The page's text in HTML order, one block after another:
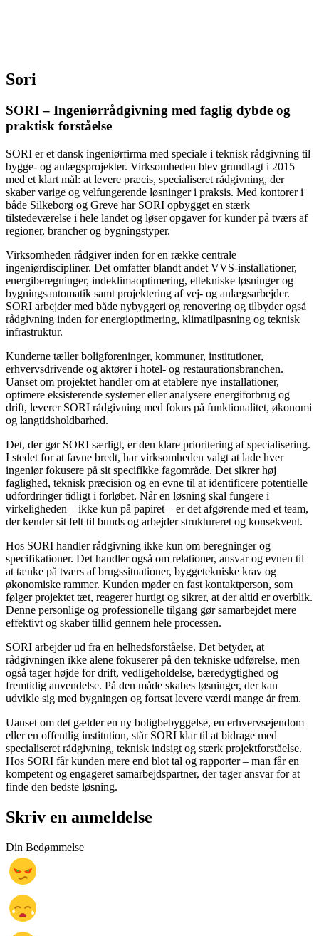
Sori
SORI – Ingeniørrådgivning med faglig dybde og
praktisk forståelse
SORI er et dansk ingeniørfirma med speciale i teknisk rådgivning til
bygge- og anlægsprojekter. Virksomheden blev grundlagt i 2015
med et klart mål: at levere præcis, specialiseret rådgivning, der
skaber varige og velfungerende løsninger i praksis. Med kontorer i
både Silkeborg og Greve har SORI opbygget en stærk
tilstedeværelse i hele landet og løser opgaver for kunder på tværs af
regioner, brancher og bygningstyper.
Virksomheden rådgiver inden for en række centrale
ingeniørdiscipliner. Det omfatter blandt andet VVS-installationer,
energiberegninger, indeklimaoptimering, eltekniske løsninger og
bygningsautomatik samt projektering af vej- og anlægsarbejder.
SORI arbejder med både nybyggeri og renovering og tilbyder også
rådgivning inden for energioptimering, klimatilpasning og teknisk
infrastruktur.
Kunderne tæller boligforeninger, kommuner, institutioner,
erhvervsdrivende og aktører i hotel- og restaurationsbranchen.
Uanset om projektet handler om at etablere nye installationer,
optimere eksisterende systemer eller analysere energiforbrug og
drift, leverer SORI rådgivning med fokus på funktionalitet, økonomi
og langtidsholdbarhed.
Det, der gør SORI særligt, er den klare prioritering af specialisering.
I stedet for at favne bredt, har virksomheden valgt at lade hver
ingeniør fokusere på sit specifikke fagområde. Det sikrer høj
faglighed, teknisk præcision og en evne til at identificere potentielle
udfordringer tidligt i forløbet. Når en løsning skal fungere i
virkeligheden – ikke kun på papiret – er det afgørende med et team,
der kender sit felt til bunds og arbejder struktureret og konsekvent.
Hos SORI handler rådgivning ikke kun om beregninger og
specifikationer. Det handler også om relationer, ansvar og evnen til
at tænke på tværs af brugssituationer, byggetekniske krav og
økonomiske rammer. Kunden møder en fast kontaktperson, som
følger projektet tæt, reagerer hurtigt og sikrer, at der altid er overblik.
Denne personlige og professionelle tilgang gør samarbejdet mere
effektivt og skaber tillid gennem hele processen.
SORI arbejder ud fra en helhedsforståelse. Det betyder, at
rådgivningen ikke alene fokuserer på den tekniske udførelse, men
også tager højde for drift, vedligeholdelse, bæredygtighed og
fremtidig anvendelse. På den måde skabes løsninger, der kan
udvikle sig med bygningen og fortsat levere værdi mange år frem.
Uanset om det gælder en ny boligbebyggelse, en erhvervsejendom
eller en offentlig institution, står SORI klar til at bidrage med
specialiseret rådgivning, teknisk indsigt og stærk projektforståelse.
Hos SORI får kunden mere end blot tal og rapporter – man får en
kompetent og engageret samarbejdspartner, der tager ansvar for at
finde den bedste løsning.
Skriv en anmeldelse
Din Bedømmelse